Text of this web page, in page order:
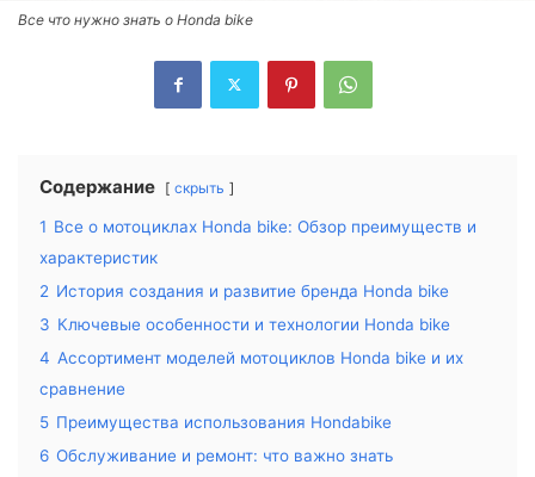
Все что нужно знать о Honda bike
Содержание скрыть
1 Все о мотоциклах Honda bike: Обзор преимуществ и
характеристик
2 История создания и развитие бренда Honda bike
3 Ключевые особенности и технологии Honda bike
4 Ассортимент моделей мотоциклов Honda bike и их
сравнение
5 Преимущества использования Hondabike
6 Обслуживание и ремонт: что важно знать